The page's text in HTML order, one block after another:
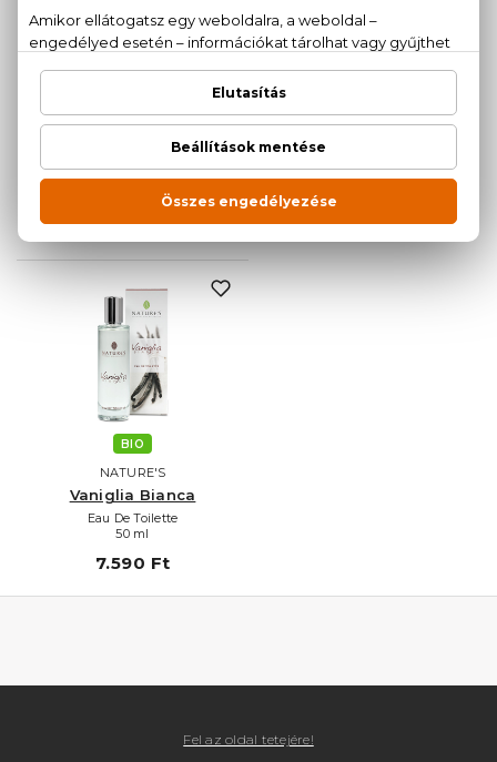
Eau De Toilette
9.970 Ft
Eau De Toilette
7.900 Ft
BIO
NATURE'S
Vaniglia Bianca
Eau De Toilette
50 ml
7.590 Ft
Fel az oldal tetejére!